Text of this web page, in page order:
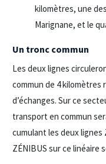
kilomètres, une
Marignane, et le
Un tronc commun
Les deux lignes
commun de 4
d’échanges. Sur ce
transport en commun
cumulant les deux lignes
ZÉNIBUS sur ce linéaire